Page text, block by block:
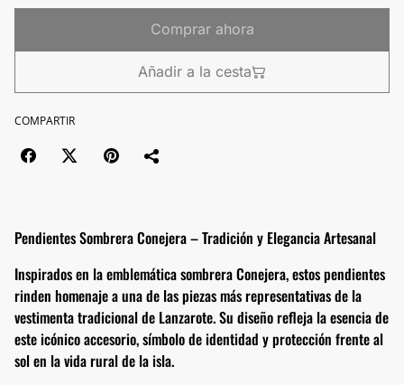
Comprar ahora
Añadir a la cesta
COMPARTIR
Pendientes Sombrera Conejera – Tradición y Elegancia Artesanal
Inspirados en la emblemática sombrera Conejera, estos pendientes
rinden homenaje a una de las piezas más representativas de la
vestimenta tradicional de Lanzarote. Su diseño refleja la esencia de
este icónico accesorio, símbolo de identidad y protección frente al
sol en la vida rural de la isla.